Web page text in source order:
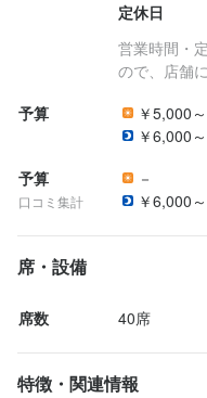
定休日
営業時間・
ので、店舗
予算
￥5,000
￥6,000
予算
口コミ集計
－
￥6,000
席・設備
席数 40席
特徴・関連情報